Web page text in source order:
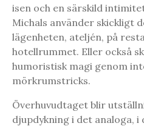
isen och en särskild
Michals använder skickligt
lägenheten, ateljén, på
hotellrummet. Eller också
humoristisk magi genom
mörkrumstricks.
Överhuvudtaget blir
djupdykning i det analoga, i